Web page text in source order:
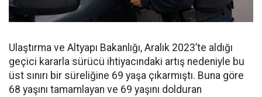
Ulaştırma ve Altyapı Bakanlığı, Aralık 2023’te aldığı
geçici kararla sürücü ihtiyacındaki artış nedeniyle bu
üst sınırı bir süreliğine 69 yaşa çıkarmıştı. Buna göre
68 yaşını tamamlayan ve 69 yaşını dolduran